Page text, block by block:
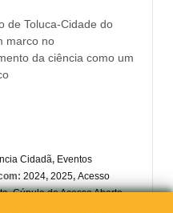
de Toluca-Cidade do
marco no
da ciência como um
Cidadã, Eventos
2024, 2025, Acesso
,Cúpula do Acesso Aberto